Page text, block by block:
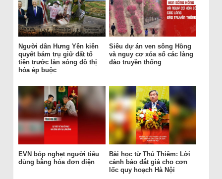
Người dân Hưng Yên kiên
quyết bám trụ giữ đất tổ
tiên trước làn sóng đô thị
hóa ép buộc
Siêu dự án ven sông Hồng
và nguy cơ xóa sổ các làng
đào truyền thống
EVN bóp nghẹt người tiêu
dùng bằng hóa đơn điện
Bài học từ Thủ Thiêm: Lời
cảnh báo đắt giá cho cơn
lốc quy hoạch Hà Nội